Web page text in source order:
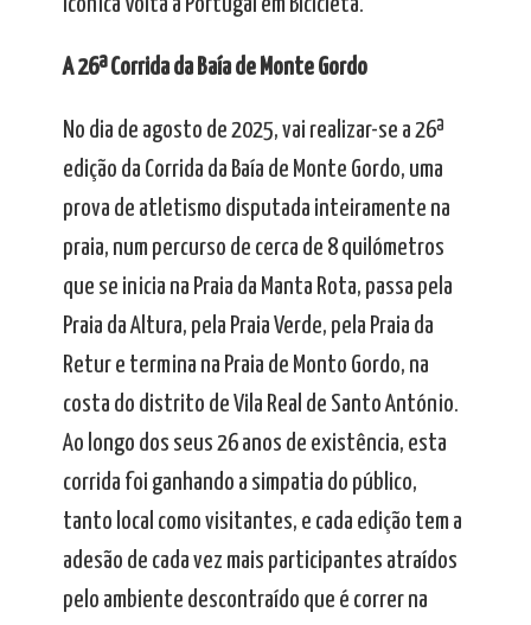
icónica Volta a Portugal em Bicicleta.
A 26ª Corrida da Baía de Monte Gordo
No dia de agosto de 2025, vai realizar-se a 26ª
edição da Corrida da Baía de Monte Gordo, uma
prova de atletismo disputada inteiramente na
praia, num percurso de cerca de 8 quilómetros
que se inicia na Praia da Manta Rota, passa pela
Praia da Altura, pela Praia Verde, pela Praia da
Retur e termina na Praia de Monto Gordo, na
costa do distrito de Vila Real de Santo António.
Ao longo dos seus 26 anos de existência, esta
corrida foi ganhando a simpatia do público,
tanto local como visitantes, e cada edição tem a
adesão de cada vez mais participantes atraídos
pelo ambiente descontraído que é correr na